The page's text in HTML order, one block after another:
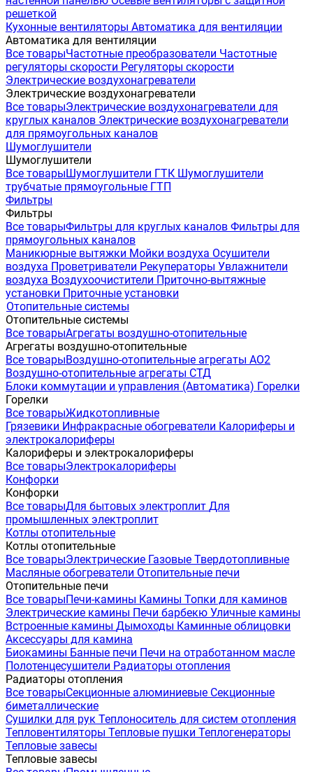
решеткой
Кухонные вентиляторы Автоматика для вентиляции
Автоматика для вентиляции
Все товарыЧастотные преобразователи Частотные
регуляторы скорости Регуляторы скорости
Электрические воздухонагреватели
Электрические воздухонагреватели
Все товарыЭлектрические воздухонагреватели для
круглых каналов Электрические воздухонагреватели
для прямоугольных каналов
Шумоглушители
Шумоглушители
Все товарыШумоглушители ГТК Шумоглушители
трубчатые прямоугольные ГТП
Фильтры
Фильтры
Все товарыФильтры для круглых каналов Фильтры для
прямоугольных каналов
Маникюрные вытяжки Мойки воздуха Осушители
воздуха Проветриватели Рекуператоры Увлажнители
воздуха Воздухоочистители Приточно-вытяжные
установки Приточные установки
Отопительные системы
Отопительные системы
Все товарыАгрегаты воздушно-отопительные
Агрегаты воздушно-отопительные
Все товарыВоздушно-отопительные агрегаты АО2
Воздушно-отопительные агрегаты СТД
Блоки коммутации и управления (Автоматика) Горелки
Горелки
Все товарыЖидкотопливные
Грязевики Инфракрасные обогреватели Калориферы и
электрокалориферы
Калориферы и электрокалориферы
Все товарыЭлектрокалориферы
Конфорки
Конфорки
Все товарыДля бытовых электроплит Для
промышленных электроплит
Котлы отопительные
Котлы отопительные
Все товарыЭлектрические Газовые Твердотопливные
Масляные обогреватели Отопительные печи
Отопительные печи
Все товарыПечи-камины Камины Топки для каминов
Электрические камины Печи барбекю Уличные камины
Встроенные камины Дымоходы Каминные облицовки
Аксессуары для камина
Биокамины Банные печи Печи на отработанном масле
Полотенцесушители Радиаторы отопления
Радиаторы отопления
Все товарыСекционные алюминиевые Секционные
биметаллические
Сушилки для рук Теплоноситель для систем отопления
Тепловентиляторы Тепловые пушки Теплогенераторы
Тепловые завесы
Тепловые завесы